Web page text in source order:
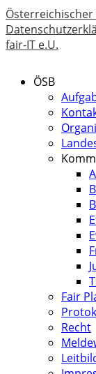
fair-IT e.U.
ÖSB
Fair
Recht